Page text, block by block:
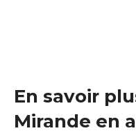
En savoir
Mirande en